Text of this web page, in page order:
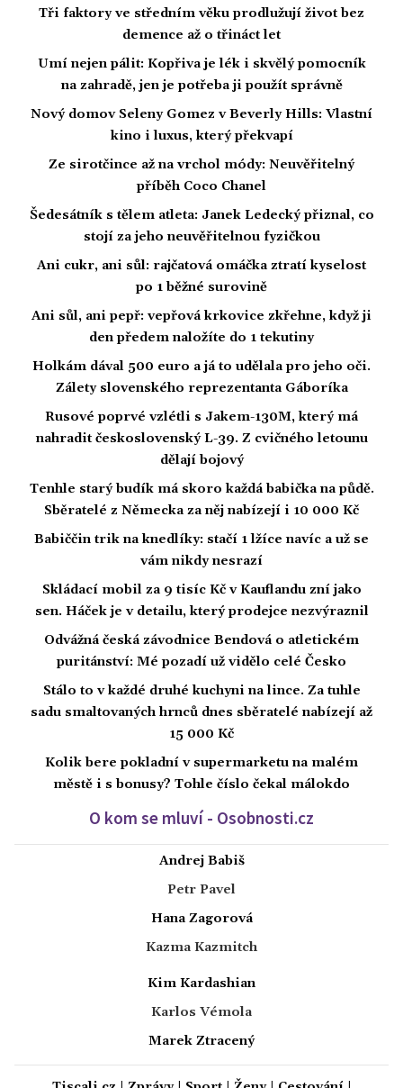
Tři faktory ve středním věku prodlužují život bez
demence až o třináct let
Umí nejen pálit: Kopřiva je lék i skvělý pomocník
na zahradě, jen je potřeba ji použít správně
Nový domov Seleny Gomez v Beverly Hills: Vlastní
kino i luxus, který překvapí
Ze sirotčince až na vrchol módy: Neuvěřitelný
příběh Coco Chanel
Šedesátník s tělem atleta: Janek Ledecký přiznal, co
stojí za jeho neuvěřitelnou fyzičkou
Ani cukr, ani sůl: rajčatová omáčka ztratí kyselost
po 1 běžné surovině
Ani sůl, ani pepř: vepřová krkovice zkřehne, když ji
den předem naložíte do 1 tekutiny
Holkám dával 500 euro a já to udělala pro jeho oči.
Zálety slovenského reprezentanta Gáboríka
Rusové poprvé vzlétli s Jakem-130M, který má
nahradit československý L-39. Z cvičného letounu
dělají bojový
Tenhle starý budík má skoro každá babička na půdě.
Sběratelé z Německa za něj nabízejí i 10 000 Kč
Babiččin trik na knedlíky: stačí 1 lžíce navíc a už se
vám nikdy nesrazí
Skládací mobil za 9 tisíc Kč v Kauflandu zní jako
sen. Háček je v detailu, který prodejce nezvýraznil
Odvážná česká závodnice Bendová o atletickém
puritánství: Mé pozadí už vidělo celé Česko
Stálo to v každé druhé kuchyni na lince. Za tuhle
sadu smaltovaných hrnců dnes sběratelé nabízejí až
15 000 Kč
Kolik bere pokladní v supermarketu na malém
městě i s bonusy? Tohle číslo čekal málokdo
O kom se mluví - Osobnosti.cz
Andrej Babiš
Petr Pavel
Hana Zagorová
Kazma Kazmitch
Kim Kardashian
Karlos Vémola
Marek Ztracený